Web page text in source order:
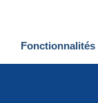
Fonctionnalités
Nouveautés